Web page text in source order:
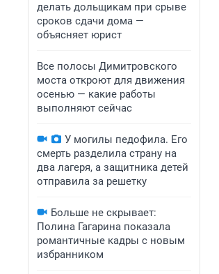
делать дольщикам при срыве
сроков сдачи дома —
объясняет юрист
Все полосы Димитровского
моста откроют для движения
осенью — какие работы
выполняют сейчас
У могилы педофила. Его
смерть разделила страну на
два лагеря, а защитника детей
отправила за решетку
Больше не скрывает:
Полина Гагарина показала
романтичные кадры с новым
избранником